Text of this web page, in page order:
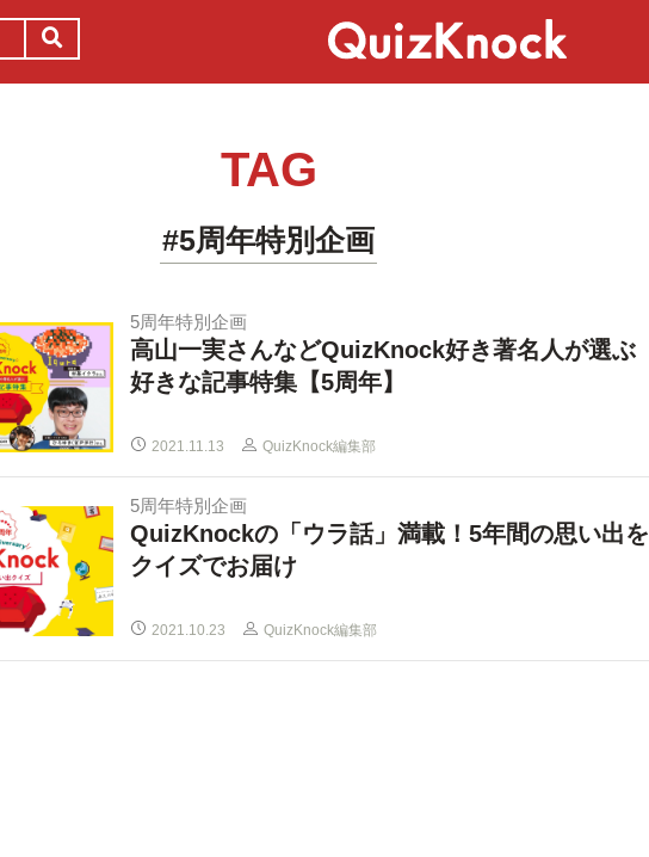
TAG
#5周年特別企画
5周年特別企画
高山一実さんなどQuizKnock好き著名人が選ぶ
好きな記事特集【5周年】
2021.11.13 QuizKnock編集部
5周年特別企画
QuizKnockの「ウラ話」満載！5年間の思い出を
クイズでお届け
2021.10.23 QuizKnock編集部